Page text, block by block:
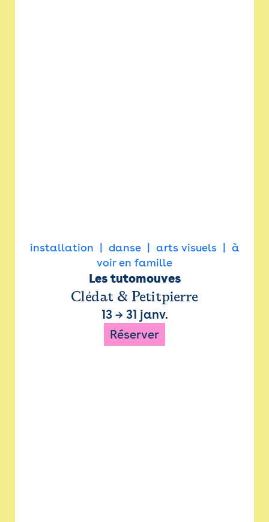
installation danse arts visuels
à
voir en famille
Les tutomouves
Clédat & Petitpierre
13→ 31 janv.
Réserver